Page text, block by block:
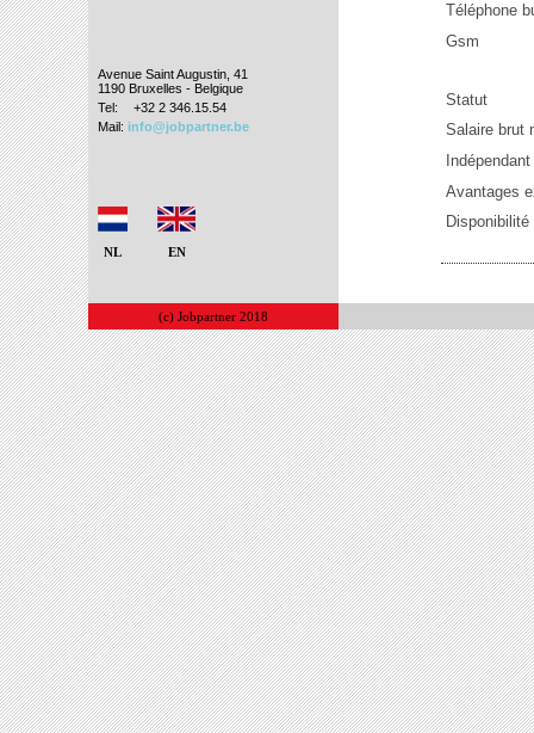
Avenue Saint Augustin, 41
1190 Bruxelles - Belgique
Tel:
+32 2 346.15.54
Mail: info@jobpartner.be
NL EN
Téléphone
Gsm
Statut
Salaire brut
Avantages
Disponibilité
(c) Jobpartner 2018